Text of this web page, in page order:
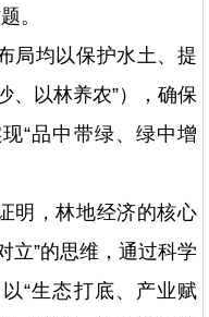
。
局均以保护水土、提
、以林养农”），确保
“品中带绿、绿中增
明，林地经济的核心
立”的思维，通过科学
“生态打底、产业赋